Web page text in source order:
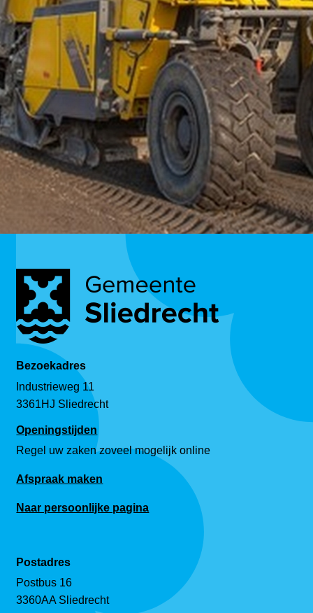
Bezoekadres
Industrieweg 11
3361HJ Sliedrecht
Openingstijden
Regel uw zaken zoveel mogelijk online
Afspraak maken
Naar persoonlijke pagina
Postadres
Postbus 16
3360AA Sliedrecht